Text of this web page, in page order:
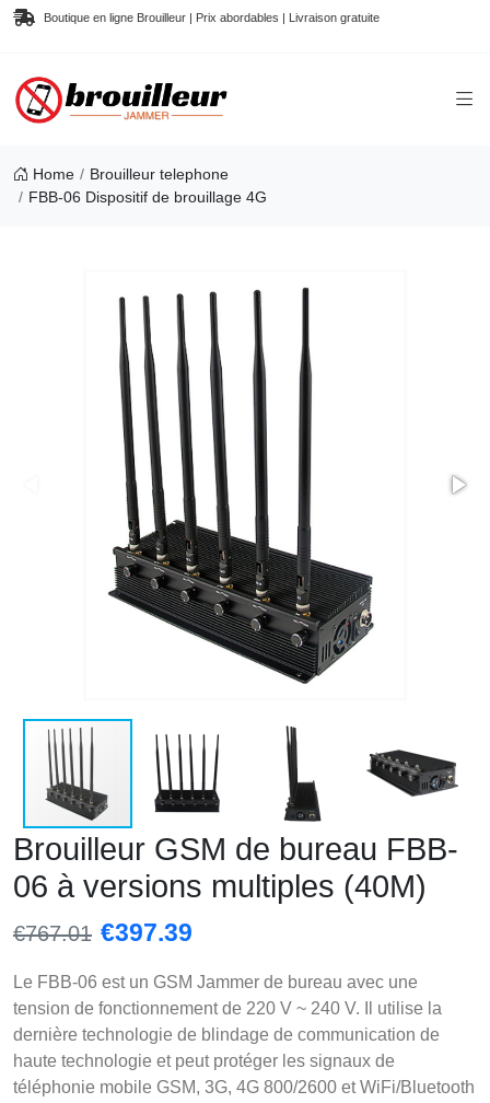
Boutique en ligne Brouilleur | Prix abordables | Livraison gratuite
Home
Brouilleur telephone
FBB-06 Dispositif de brouillage 4G
Brouilleur GSM de bureau FBB-
06 à versions multiples (40M)
€767.01 €397.39
Le FBB-06 est un GSM Jammer de bureau avec une
tension de fonctionnement de 220 V ~ 240 V. Il utilise la
dernière technologie de blindage de communication de
haute technologie et peut protéger les signaux de
téléphonie mobile GSM, 3G, 4G 800/2600 et WiFi/Bluetooth